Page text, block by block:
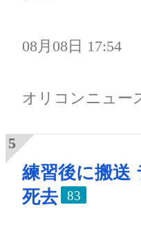
08月08日 17:54
オリコンニュー
練習後に搬送
死去
83